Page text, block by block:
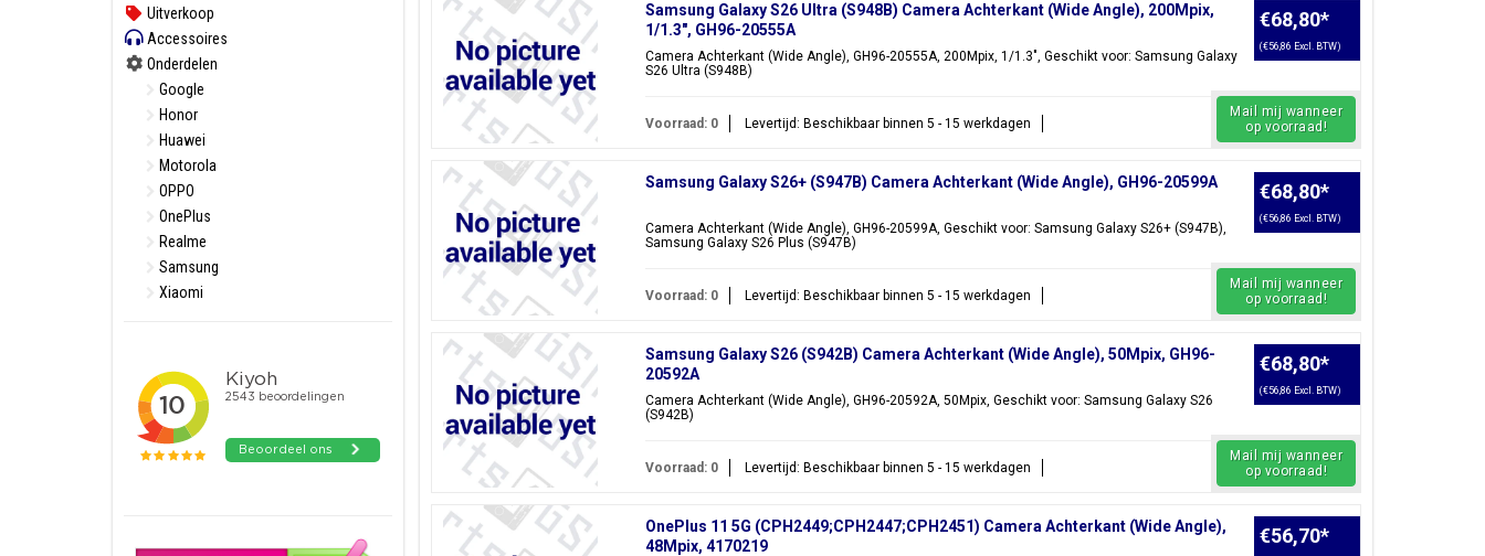
Uitverkoop
Accessoires
Onderdelen
Google
Honor
Huawei
Motorola
OPPO
OnePlus
Realme
Samsung
Xiaomi
Samsung Galaxy S26 Ultra (S948B) Camera Achterkant (Wide Angle), 200Mpix,
1/1.3", GH96-20555A
Camera Achterkant (Wide Angle), GH96-20555A, 200Mpix, 1/1.3", Geschikt voor: Samsung Galaxy
S26 Ultra (S948B)
€68,80*
(€56,86 Excl. BTW)
Voorraad: 0 Levertijd: Beschikbaar binnen 5 - 15 werkdagen
Mail mij wanneer
op voorraad!
Samsung Galaxy S26+ (S947B) Camera Achterkant (Wide Angle), GH96-20599A
Camera Achterkant (Wide Angle), GH96-20599A, Geschikt voor: Samsung Galaxy S26+ (S947B),
Samsung Galaxy S26 Plus (S947B)
€68,80*
(€56,86 Excl. BTW)
Voorraad: 0 Levertijd: Beschikbaar binnen 5 - 15 werkdagen
Mail mij wanneer
op voorraad!
Samsung Galaxy S26 (S942B) Camera Achterkant (Wide Angle), 50Mpix, GH96-
20592A
Camera Achterkant (Wide Angle), GH96-20592A, 50Mpix, Geschikt voor: Samsung Galaxy S26
(S942B)
€68,80*
(€56,86 Excl. BTW)
Voorraad: 0 Levertijd: Beschikbaar binnen 5 - 15 werkdagen
Mail mij wanneer
op voorraad!
OnePlus 11 5G (CPH2449;CPH2447;CPH2451) Camera Achterkant (Wide Angle),
48Mpix, 4170219
€56,70*